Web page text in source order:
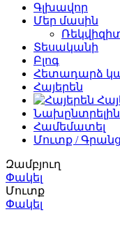
Գլխավոր
Մեր մասին
Տեսականի
Բլոգ
Հետադարձ
Հայերեն
Համեմատել
Մուտք /
Զամբյուղ
Փակել
Մուտք
Փակել